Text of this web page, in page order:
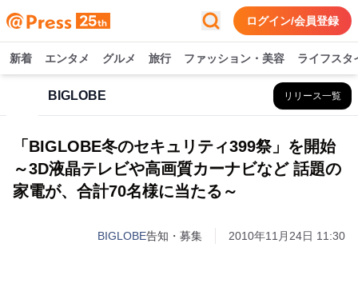
ログイン/会員登録
新着 エンタメ グルメ 旅行 ファッション・美容 ライフスタ
BIGLOBE リリース一覧
「BIGLOBE冬のセキュリティ399祭」を開始
～3D液晶テレビや高画質カーナビなど 話題の
家電が、合計70名様に当たる～
BIGLOBE告知・募集 2010年11月24日 11:30